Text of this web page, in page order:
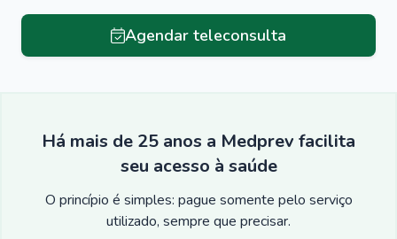
Agendar teleconsulta
Há mais de 25 anos a Medprev facilita
seu acesso à saúde
O princípio é simples: pague somente pelo serviço
utilizado, sempre que precisar.